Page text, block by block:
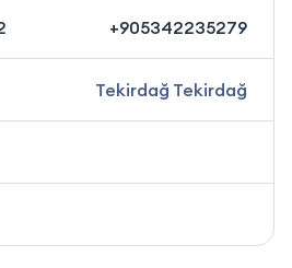
+905342235279
Tekirdağ Tekirdağ